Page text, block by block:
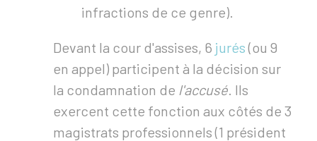
infractions de ce genre).
Devant la cour d'assises, 6 jurés(ou 9
en appel) participent à la décision sur
la condamnation de l'accusé. Ils
exercent cette fonction aux côtés de 3
magistrats professionnels (1 président